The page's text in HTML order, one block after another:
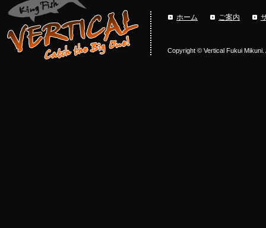
ホーム ご案内
Copyright © Vertical Fukui